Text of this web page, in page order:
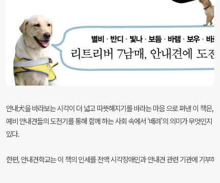
안내犬을 바라보는 시각이 더 넓고 따뜻해지기를 바라는 마음 으로 펴낸 이 책은,
예비 안내견들의 도전기를 통해 함께 하는 사회 속에서 ‘배려’의 의미가 무엇인지
있다.
한편, 안내견학교는 이 책의 인세를 전액 시각장애인과 안내견 관련 기관에 기부하